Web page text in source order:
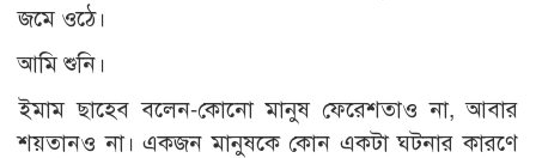
জমে ওঠে।
আমি শুনি।
ইমাম ছাহেব বলেন-কোনো মানুষ ফেরেশতাও না, আবার
শয়তানও না। একজন মানুষকে কোন একটা ঘটনার কারণে